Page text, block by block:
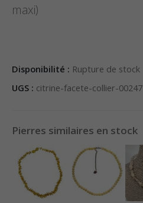
maxi)
Disponibilité : Rupture de stock
UGS : citrine-facete-collier-00247
Pierres similaires en stock